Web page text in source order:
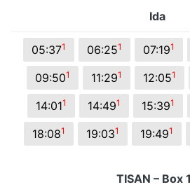
Ida
05:371 06:251 07:191
09:501 11:291 12:051
14:011 14:491 15:391
18:081 19:031 19:491
TISAN – Box